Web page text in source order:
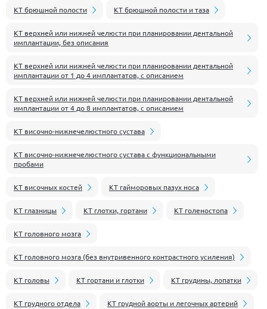
КТ брюшной полости КТ брюшной полости и таза
КТ верхней или нижней челюсти при планировании дентальной
имплантации, без описания
КТ верхней или нижней челюсти при планировании дентальной
имплантации от 1 до 4 имплантатов, с описанием
КТ верхней или нижней челюсти при планировании дентальной
имплантации от 4 до 8 имплантатов, с описанием
КТ височно-нижнечелюстного сустава
КТ височно-нижнечелюстного сустава с функциональными
пробами
КТ височных костей КТ гайморовых пазух носа
КТ глазницы КТ глотки, гортани КТ голеностопа
КТ головного мозга
КТ головного мозга (без внутривенного контрастного усиления)
КТ головы КТ гортани и глотки КТ грудины, лопатки
КТ грудного отдела КТ грудной аорты и легочных артерий